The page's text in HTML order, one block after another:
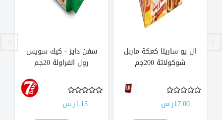
ال يو ساريتا كعكة ماربل
شوكولاتة 200جم
17.00ر.س
سفن دايز - كيك سويس
رول الفراولة 20جم
1.15ر.س